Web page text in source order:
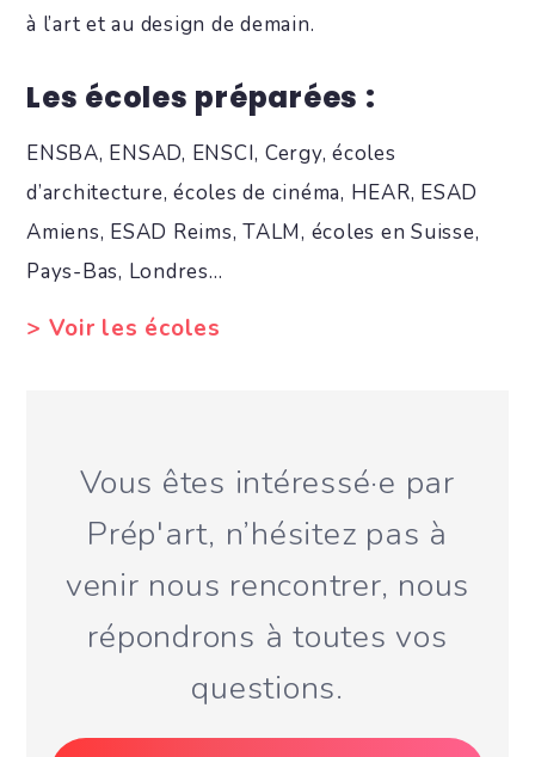
à l’art et au design de demain.
Les écoles préparées :
ENSBA, ENSAD, ENSCI, Cergy, écoles
d’architecture, écoles de cinéma, HEAR, ESAD
Amiens, ESAD Reims, TALM, écoles en Suisse,
Pays-Bas, Londres…
> Voir les écoles
Vous êtes intéressé·e par
Prép'art, n’hésitez pas à
venir nous rencontrer, nous
répondrons à toutes vos
questions.